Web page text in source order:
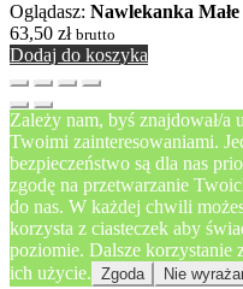
Oglądasz: Nawlekanka
63,50 zł brutto
Dodaj do koszyka
Zależy nam, byś znajdował/a
Twoimi zainteresowaniami.
bezpieczeństwo są dla nas
zgodę na przetwarzanie
do nas. W każdej chwili
korzysta z ciasteczek aby
poziomie. Dalsze korzystanie
ich użycie. Zgoda Nie